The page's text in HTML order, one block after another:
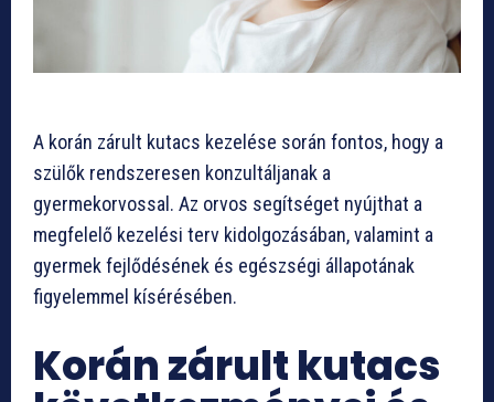
A korán zárult kutacs kezelése során fontos, hogy a
szülők rendszeresen konzultáljanak a
gyermekorvossal. Az orvos segítséget nyújthat a
megfelelő kezelési terv kidolgozásában, valamint a
gyermek fejlődésének és egészségi állapotának
figyelemmel kísérésében.
Korán zárult kutacs